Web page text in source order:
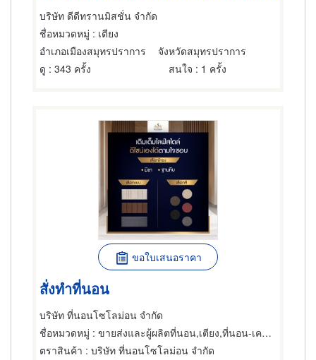
บริษัท ดีดีทรานมิสชั่น จำกัด
ชื่อหมวดหมู่ : เตียง
อำเภอเมืองสมุทรปราการ
จังหวัดสมุทรปราการ
ดู : 343 ครั้ง สนใจ : 1 ครั้ง
ขอใบเสนอราคา
สั่งทำที่นอน
บริษัท ที่นอนโซโลม่อน จำกัด
ชื่อหมวดหมู่ : ขายส่งและผู้ผลิตที่นอน,เตียง,ที่นอน-เครื่องใช้และวัสดุสำหรับผู้ผลิต
ตราสินค้า : บริษัท ที่นอนโซโลม่อน จำกัด